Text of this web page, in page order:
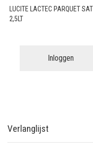
LUCITE LACTEC PARQUET
2,5LT
Inloggen
Verlanglijst